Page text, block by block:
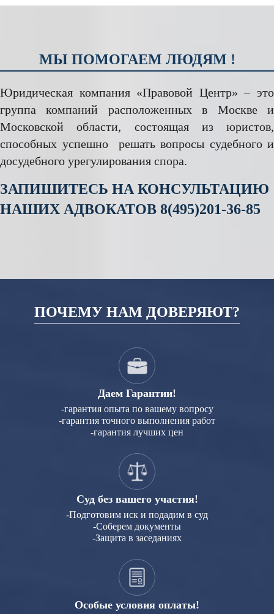
МЫ ПОМОГАЕМ ЛЮДЯМ !
Юридическая компания «Правовой Центр» – это
группа компаний расположенных в Москве и
Московской области, состоящая из юристов,
способных успешно решать вопросы судебного и
досудебного урегулирования спора.
ЗАПИШИТЕСЬ НА КОНСУЛЬТАЦИЮ
НАШИХ АДВОКАТОВ 8(495)201-36-85
ПОЧЕМУ НАМ ДОВЕРЯЮТ?
Даем Гарантии!
-гарантия опыта по вашему вопросу
-гарантия точного выполнения работ
-гарантия лучших цен
Суд без вашего участия!
-Подготовим иск и подадим в суд
-Соберем документы
-Защита в заседаниях
Особые условия оплаты!